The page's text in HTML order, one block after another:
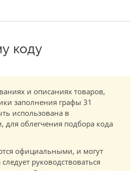
коду
и описаниях товаров,
заполнения графы 31
использована в
для облегчения подбора кода
официальными, и могут
руководствоваться